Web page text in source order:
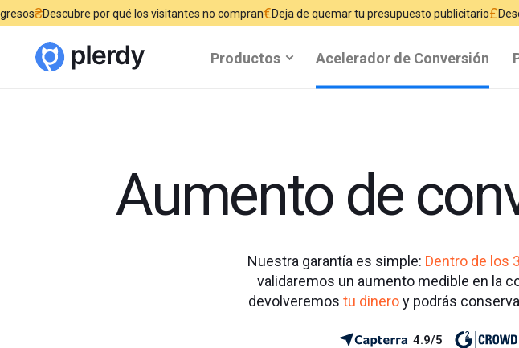
por qué los visitantes no compran€Deja de quemar tu presupuesto publicitario£Descubre dónde
Productos Acelerador de Conversión
Aumento de
Nuestra garantía es simple: Dentro de los
validaremos un aumento medible en la
devolveremos tu dineroy podrás
4.9/5